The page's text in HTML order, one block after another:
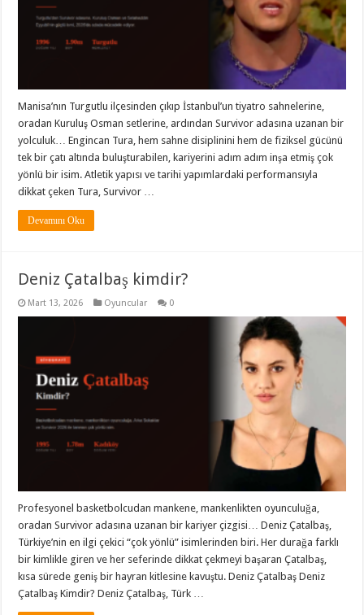
Manisa’nın Turgutlu ilçesinden çıkıp İstanbul’un tiyatro sahnelerine,
oradan Kuruluş Osman setlerine, ardından Survivor adasına uzanan bir
yolculuk… Engincan Tura, hem sahne disiplinini hem de fiziksel gücünü
tek bir çatı altında buluşturabilen, kariyerini adım adım inşa etmiş çok
yönlü bir isim. Atletik yapısı ve tarihi yapımlardaki performansıyla
dikkat çeken Tura, Survivor …
Devamını Oku
Deniz Çatalbaş kimdir?
Mart 13, 2026 Oyuncular 0
Profesyonel basketbolcudan mankene, mankenlikten oyunculuğa,
oradan Survivor adasına uzanan bir kariyer çizgisi… Deniz Çatalbaş,
Türkiye’nin en ilgi çekici “çok yönlü” isimlerinden biri. Her durağa farklı
bir kimlikle giren ve her seferinde dikkat çekmeyi başaran Çatalbaş,
kısa sürede geniş bir hayran kitlesine kavuştu. Deniz Çatalbaş Deniz
Çatalbaş Kimdir? Deniz Çatalbaş, Türk …